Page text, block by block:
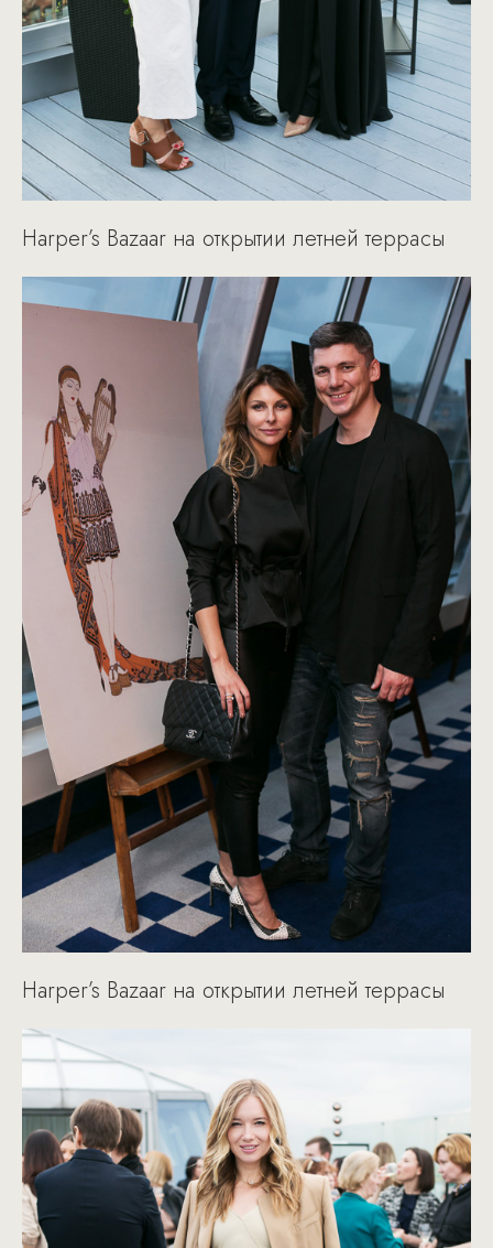
Harper’s Bazaar на открытии летней террасы
Harper’s Bazaar на открытии летней террасы